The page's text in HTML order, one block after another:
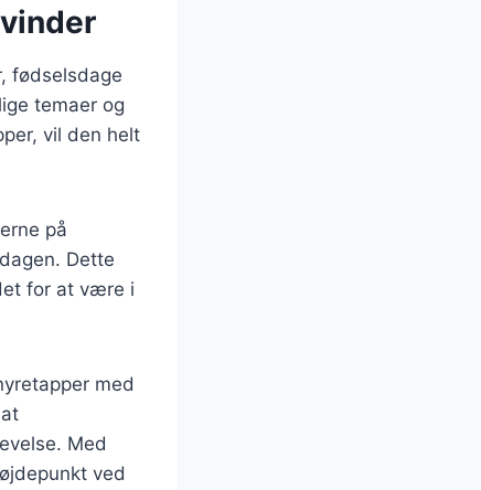
fødselsdage
temaer og
vil den helt
på
Dette
for at være i
med
Med
ved